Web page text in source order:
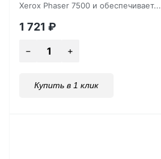
Xerox Phaser 7500 и обеспечивает...
1 721 ₽
Купить в 1 клик